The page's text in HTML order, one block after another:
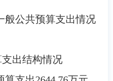
般公共预算支出情况
出结构情况